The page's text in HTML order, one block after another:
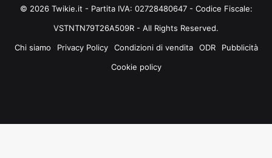
© 2026 Twikie.it - Partita IVA: 02728480647 - Codice Fiscale:
VSTNTN79T26A509R - All Rights Reserved.
Chi siamo
Privacy Policy Condizioni di vendita ODR
Pubblicità
Cookie policy
Tube